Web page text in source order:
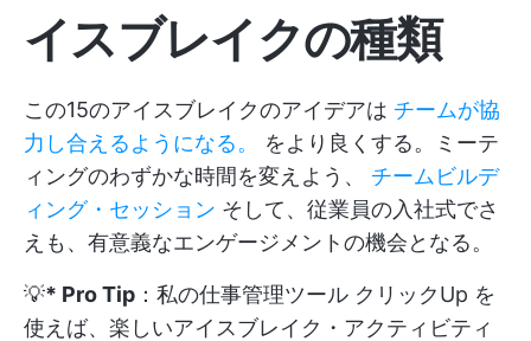
イスブレイクの種類
この15のアイスブレイクのアイデアは チームが協
力し合えるようになる。
をより良くする。ミーテ
ィングのわずかな時間を変えよう、 チームビルデ
ィング・セッション そして、従業員の入社式でさ
えも、有意義なエンゲージメントの機会となる。
💡* Pro Tip ：私の仕事管理ツール クリックUp を
使えば、楽しいアイスブレイク・アクティビティ